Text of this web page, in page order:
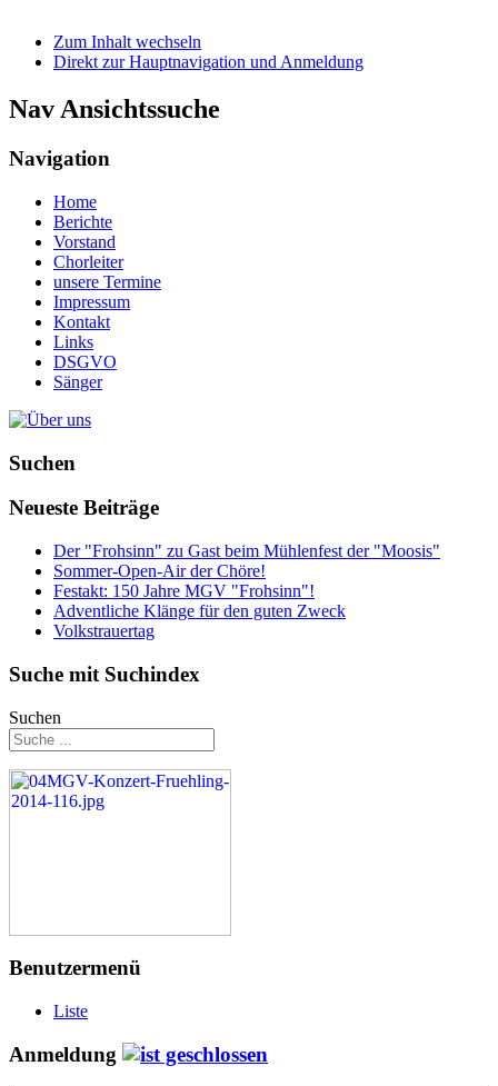
Zum Inhalt wechseln
Direkt zur Hauptnavigation und Anmeldung
Nav Ansichtssuche
Navigation
Home
Berichte
Vorstand
Chorleiter
unsere Termine
Impressum
Kontakt
Links
DSGVO
Sänger
Suchen
Neueste Beiträge
Der "Frohsinn" zu Gast beim Mühlenfest der "Moosis"
Sommer-Open-Air der Chöre!
Festakt: 150 Jahre MGV "Frohsinn"!
Adventliche Klänge für den guten Zweck
Volkstrauertag
Suche mit Suchindex
Suchen
Benutzermenü
Liste
Anmeldung